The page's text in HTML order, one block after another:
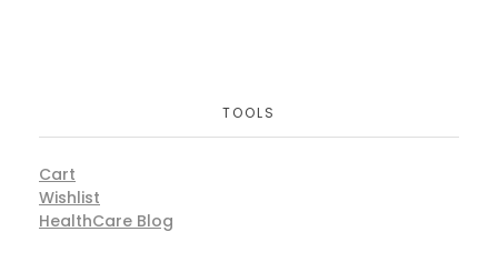
TOOLS
Cart
Wishlist
HealthCare Blog